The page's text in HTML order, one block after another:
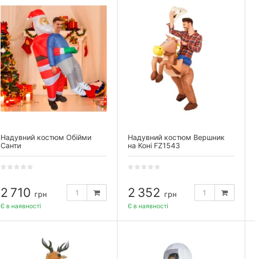
Надувний костюм Обійми
Санти
2 710 грн
Є в наявності
Надувний костюм Вершник
на Коні FZ1543
2 352 грн
Є в наявності